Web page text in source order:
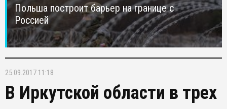
Польша построит барьер на границе с
Россией
25.09.2017 11:18
В Иркутской области в трех